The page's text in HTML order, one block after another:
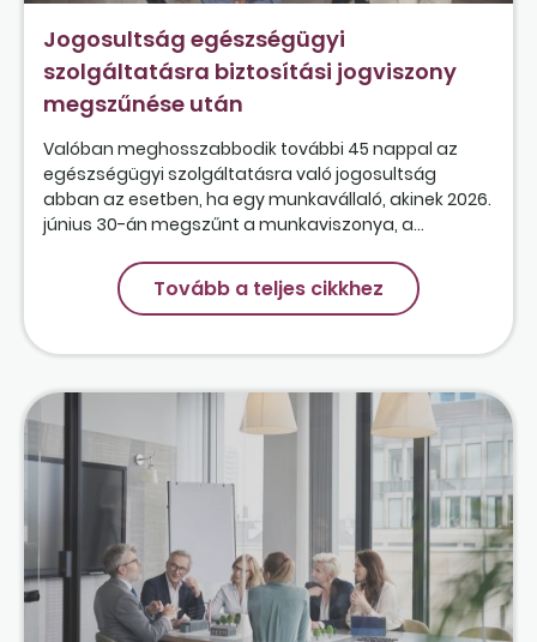
Jogosultság egészségügyi
szolgáltatásra biztosítási jogviszony
megszűnése után
Valóban meghosszabbodik további 45 nappal az
egészségügyi szolgáltatásra való jogosultság
abban az esetben, ha egy munkavállaló, akinek 2026.
június 30-án megszűnt a munkaviszonya, a...
Tovább a teljes cikkhez